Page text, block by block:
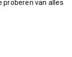
proberen van alles